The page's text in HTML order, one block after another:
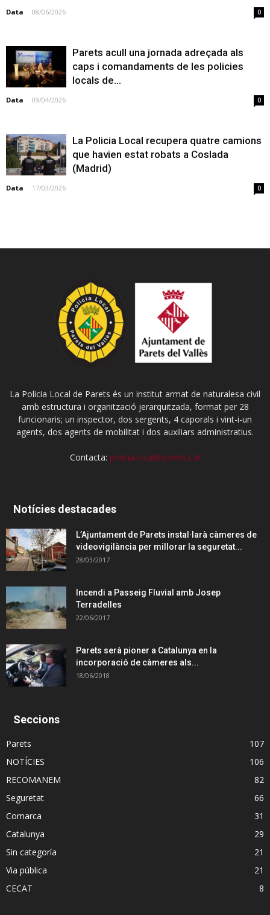
Data - 08/06/2026 0
Parets acull una jornada adreçada als
caps i comandaments de les policies
locals de...
Data - 09/04/2026 0
La Policia Local recupera quatre camions
que havien estat robats a Coslada
(Madrid)
Data - 17/03/2026 0
La Policia Local de Parets és un institut armat de naturalesa civil
amb estructura i organització jerarquitzada, format per 28
funcionaris; un inspector, dos sergents, 4 caporals i vint-i-un
agents, dos agents de mobilitat i dos auxiliars administratius.
Contacta: policia.local@parets.cat
Notícies destacades
L’Ajuntament de Parets instal·larà càmeres de
videovigilància per millorar la seguretat...
28/03/2017
Incendi a Passeig Fluvial amb Josep
Terradelles
22/06/2017
Parets serà pioner a Catalunya en la
incorporació de càmeres als...
18/06/2018
Seccions
Parets
107
NOTÍCIES
106
RECOMANEM
82
Seguretat
66
Comarca
31
Catalunya
29
Sin categoría
21
Via pública
21
CECAT
8